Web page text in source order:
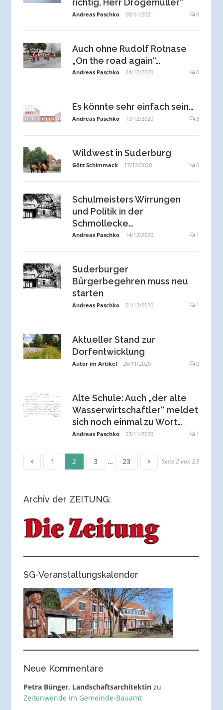
richtig, Herr Drögemüller“
Andreas Paschko 08/01/2021 0
Auch ohne Rudolf Rotnase
„On the road again“…
Andreas Paschko 24/12/2020 0
Es könnte sehr einfach sein…
Andreas Paschko 19/12/2020 3
Wildwest in Suderburg
Götz Schimmack 17/12/2020 0
Schulmeisters Wirrungen
und Politik in der
Schmollecke…
Andreas Paschko 14/12/2020 1
Suderburger
Bürgerbegehren muss neu
starten
Andreas Paschko 01/12/2020 1
Aktueller Stand zur
Dorfentwicklung
Autor im Artikel 26/11/2020 0
Alte Schule: Auch „der alte
Wasserwirtschaftler“ meldet
sich noch einmal zu Wort…
Andreas Paschko 23/11/2020 1
Seitennummerierung
Beiträge
Seite
1 Seite
2 3 … 23 Seite 2 von 23
Archiv der ZEITUNG:
SG-Veranstaltungskalender
Neue Kommentare
Petra Bünger, Landschaftsarchitektinzu
Zeitenwende im Gemeinde-Bauamt